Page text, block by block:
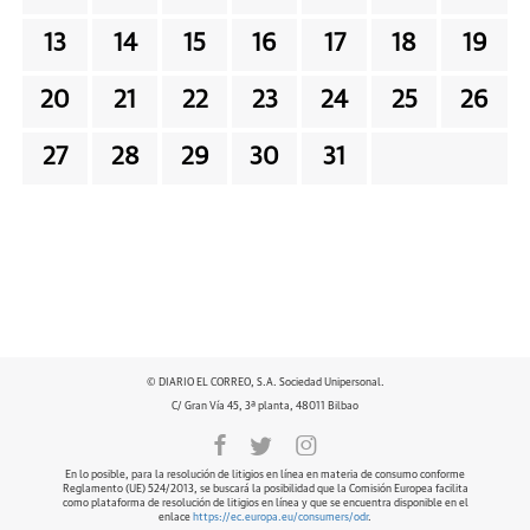
13 14 15 16 17 18 19
20 21 22 23 24 25 26
27 28 29 30 31
© DIARIO EL CORREO, S.A. Sociedad Unipersonal.
C/ Gran Vía 45, 3ª planta, 48011 Bilbao
En lo posible, para la resolución de litigios en línea en materia de consumo conforme
Reglamento (UE) 524/2013, se buscará la posibilidad que la Comisión Europea facilita
como plataforma de resolución de litigios en línea y que se encuentra disponible en el
enlace https://ec.europa.eu/consumers/odr.